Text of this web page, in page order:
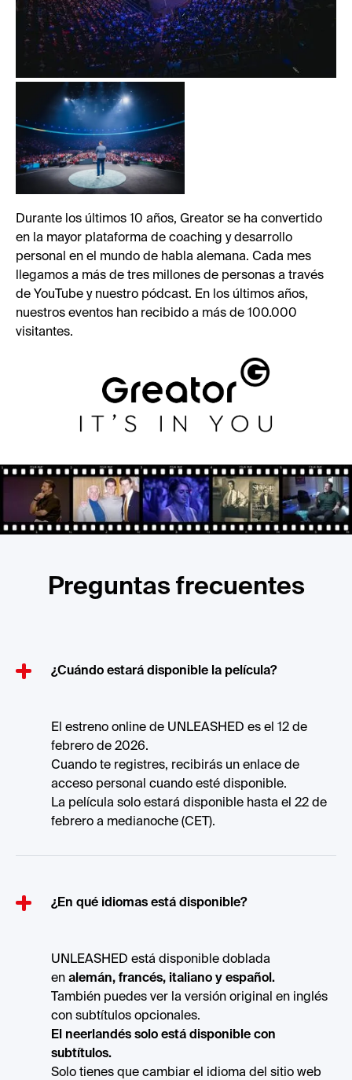
Durante los últimos 10 años, Greator se ha convertido
en la mayor plataforma de coaching y desarrollo
personal en el mundo de habla alemana. Cada mes
llegamos a más de tres millones de personas a través
de YouTube y nuestro pódcast. En los últimos años,
nuestros eventos han recibido a más de 100.000
visitantes.
Preguntas frecuentes
¿Cuándo estará disponible la película?
El estreno online de UNLEASHED es el 12 de
febrero de 2026.
Cuando te registres, recibirás un enlace de
acceso personal cuando esté disponible.
La película solo estará disponible hasta el 22 de
febrero a medianoche (CET).
¿En qué idiomas está disponible?
UNLEASHED está disponible doblada
en alemán, francés, italiano y español.
También puedes ver la versión original en inglés
con subtítulos opcionales.
El neerlandés solo está disponible con
subtítulos.
Solo tienes que cambiar el idioma del sitio web